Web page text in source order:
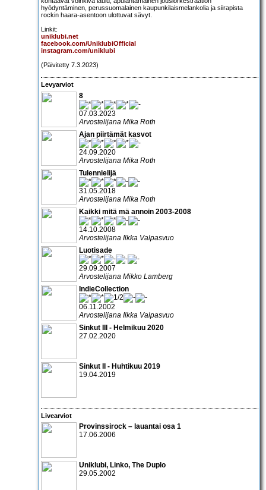
hyödyntäminen, perussuomalainen kaupunkilaismelankolia ja siirapista
rockin haara-asentoon ulottuvat sävyt.
Linkit:
uniklubi.net
facebook.com/UniklubiOfficial
instagram.com/uniklubi
(Päivitetty 7.3.2023)
Levyarviot
8
07.03.2023
Arvostelijana Mika Roth
Ajan piirtämät kasvot
24.09.2020
Arvostelijana Mika Roth
Tulennielijä
31.05.2018
Arvostelijana Mika Roth
Kaikki mitä mä annoin 2003-2008
14.10.2008
Arvostelijana Ilkka Valpasvuo
Luotisade
29.09.2007
Arvostelijana Mikko Lamberg
IndieCollection
06.11.2002
Arvostelijana Ilkka Valpasvuo
Sinkut III - Helmikuu 2020
27.02.2020
Sinkut II - Huhtikuu 2019
19.04.2019
Livearviot
Provinssirock – lauantai osa 1
17.06.2006
Uniklubi, Linko, The Duplo
29.05.2002